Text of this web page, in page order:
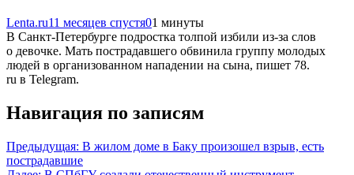
Lenta.ru11 месяцев спустя01 минуты
В Санкт-Петербурге подростка толпой избили из-за слов
о девочке. Мать пострадавшего обвинила группу молодых
людей в организованном нападении на сына, пишет 78.
ru в Telegram.
Навигация по записям
Предыдущая: В жилом доме в Баку произошел взрыв, есть
пострадавшие